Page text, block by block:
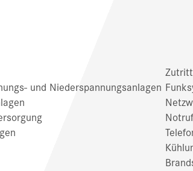
und Niederspannungsanlagen